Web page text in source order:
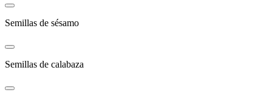
Semillas de sésamo
Semillas de calabaza